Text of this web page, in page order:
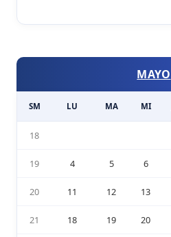
MAYO
SM LU MA MI
18
19 4 5 6
20 11 12 13
21 18 19 20